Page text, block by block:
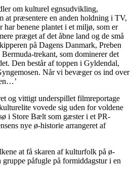
om kulturel egnsudvikling,
at præsentere en anden holdning i TV,
har benene plantet i et miljø, som er
præget af det åbne land og de små
på Dagens Danmark, Preben
trekant, som dominerer det
Den består af toppen i Gyldendal,
Når vi bevæger os ind over
og vittigt underspillet filmreportage
vovede sig uden for voldene
i Store Bælt som gæster i et PR-
nye ø-historie arrangeret af
at få skaren af kulturfolk på ø-
påfugle på formiddagstur i en